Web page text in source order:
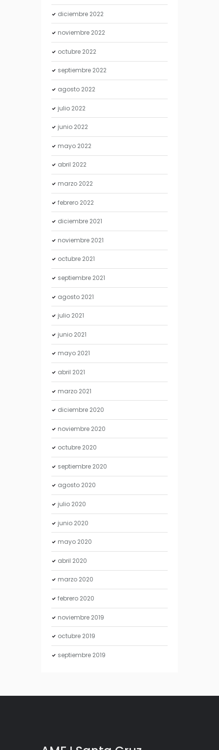
diciembre 2022
noviembre 2022
octubre 2022
septiembre 2022
agosto 2022
julio 2022
junio 2022
mayo 2022
abril 2022
marzo 2022
febrero 2022
diciembre 2021
noviembre 2021
octubre 2021
septiembre 2021
agosto 2021
julio 2021
junio 2021
mayo 2021
abril 2021
marzo 2021
diciembre 2020
noviembre 2020
octubre 2020
septiembre 2020
agosto 2020
julio 2020
junio 2020
mayo 2020
abril 2020
marzo 2020
febrero 2020
noviembre 2019
octubre 2019
septiembre 2019